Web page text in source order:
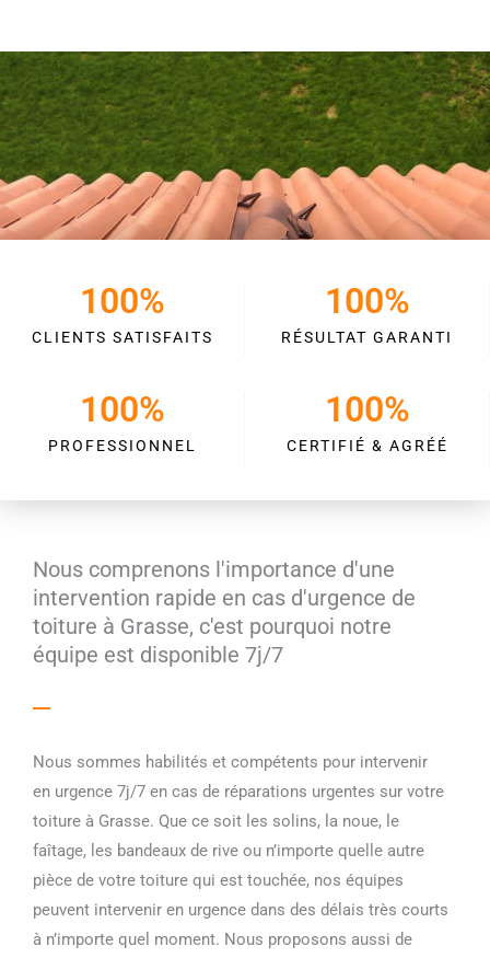
CLIENTS SATISFAITS
100%
RÉSULTAT GARANTI
100%
PROFESSIONNEL
100%
CERTIFIÉ & AGRÉÉ
100%
Nous comprenons l'importance d'une
intervention rapide en cas d'urgence de
toiture à Grasse, c'est pourquoi notre
équipe est disponible 7j/7
Nous sommes habilités et compétents pour intervenir
en urgence 7j/7 en cas de réparations urgentes sur votre
toiture à Grasse. Que ce soit les solins, la noue, le
faîtage, les bandeaux de rive ou n’importe quelle autre
pièce de votre toiture qui est touchée, nos équipes
peuvent intervenir en urgence dans des délais très courts
à n’importe quel moment. Nous proposons aussi de